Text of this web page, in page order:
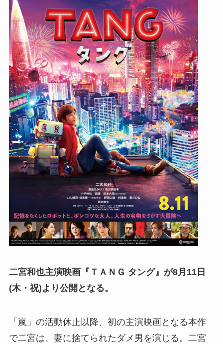
二宮和也主演映画『ＴＡＮＧ タング』が8月11日
(木・祝)より公開となる。
「嵐」の活動休止以降、初の主演映画となる本作
で二宮は、妻に捨てられたダメ男を演じる。二宮